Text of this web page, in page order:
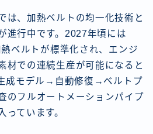
は、加熱ベルトの均一化技術と
進行中です。2027年頃には
ベルトが標準化され、エンジ
材での連続生産が可能になると
成モデル→自動修復→ベルトプ
のフルオートメーションパイプ
っています。